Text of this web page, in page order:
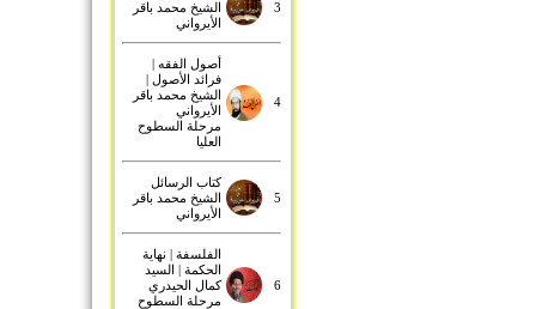
3
الشيخ محمد باقر
الأيرواني
4
أصول الفقه |
فرائد الأصول |
الشيخ محمد باقر
الأيرواني
مرحلة السطوح
العليا
5
كتاب الرسائل
الشيخ محمد باقر
الأيرواني
6
الفلسفة | نهاية
الحكمة | السيد
كمال الحيدري
مرحلة السطوح